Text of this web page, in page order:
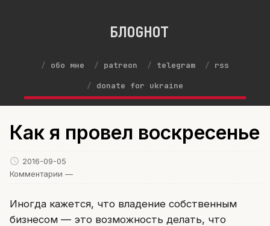
БЛОGНОТ
обо мне patreon telegram
rss
donate for ukraine
Как я провел воскресенье
2016-09-05
Комментарии —
Иногда кажется, что владение собственным
бизнесом — это возможность делать, что